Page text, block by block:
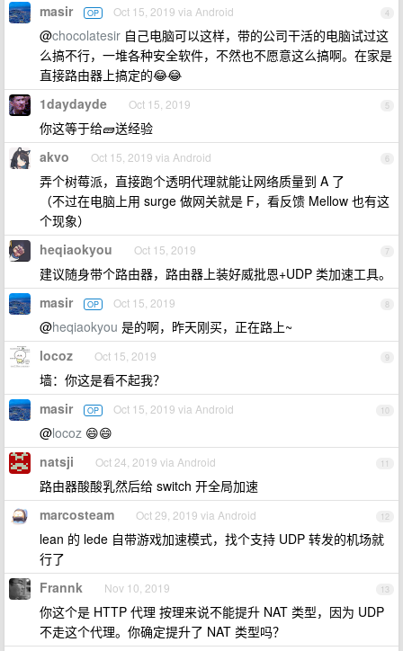
4
masir OP Oct 15, 2019 via Android
@chocolatesir 自己电脑可以这样，带的公司干活的电脑试过这
么搞不行，一堆各种安全软件，不然也不愿意这么搞啊。在家是
直接路由器上搞定的😂😂
5
1daydayde Oct 15, 2019
你这等于给🧱送经验
6
akvo Oct 15, 2019 via Android
弄个树莓派，直接跑个透明代理就能让网络质量到 A 了
（不过在电脑上用 surge 做网关就是 F，看反馈 Mellow 也有这
个现象）
7
heqiaokyou Oct 15, 2019
建议随身带个路由器，路由器上装好威批恩+UDP 类加速工具。
8
masir OP Oct 15, 2019
@heqiaokyou 是的啊，昨天刚买，正在路上~
9
locoz Oct 15, 2019
墙：你这是看不起我？
10
masir OP Oct 15, 2019 via Android
@locoz 😄😄
11
natsji Oct 24, 2019 via Android
路由器酸酸乳然后给 switch 开全局加速
12
marcosteam Oct 29, 2019 via Android
lean 的 lede 自带游戏加速模式，找个支持 UDP 转发的机场就
行了
13
Frannk Nov 10, 2019
你这个是 HTTP 代理 按理来说不能提升 NAT 类型，因为 UDP
不走这个代理。你确定提升了 NAT 类型吗？